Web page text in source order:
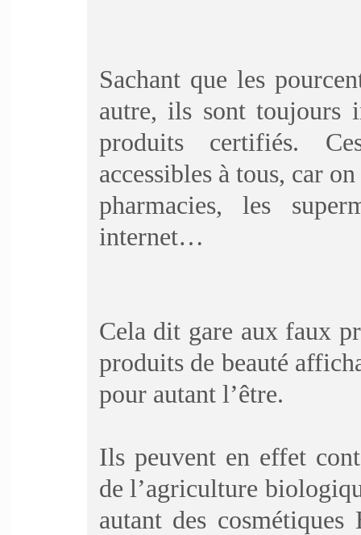
Sachant que les
autre, ils sont toujours
produits certifiés.
accessibles à tous, car
pharmacies, les
internet…
Cela dit gare aux faux
produits de beauté
pour autant l’être.
Ils peuvent en effet
de l’agriculture
autant des